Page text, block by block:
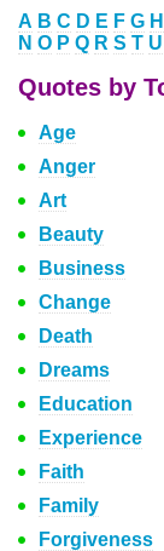
A B C D E F G H
N O P Q R S T U
Quotes by
Age
Anger
Art
Beauty
Business
Change
Death
Dreams
Education
Experience
Faith
Family
Forgiveness